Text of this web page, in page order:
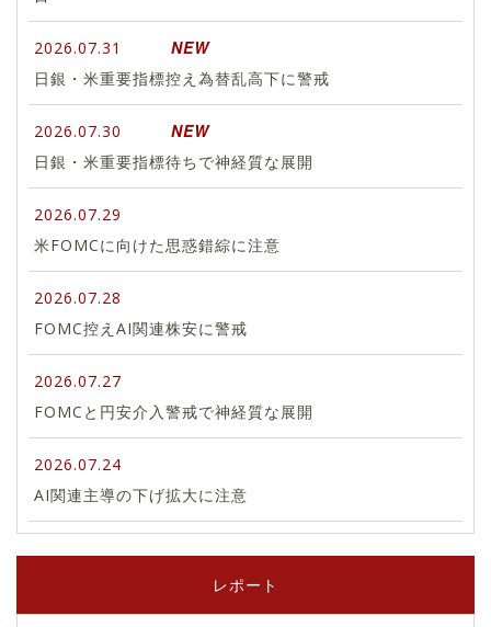
2026.07.31 NEW
日銀・米重要指標控え為替乱高下に警戒
2026.07.30 NEW
日銀・米重要指標待ちで神経質な展開
2026.07.29
米FOMCに向けた思惑錯綜に注意
2026.07.28
FOMC控えAI関連株安に警戒
2026.07.27
FOMCと円安介入警戒で神経質な展開
2026.07.24
AI関連主導の下げ拡大に注意
レポート